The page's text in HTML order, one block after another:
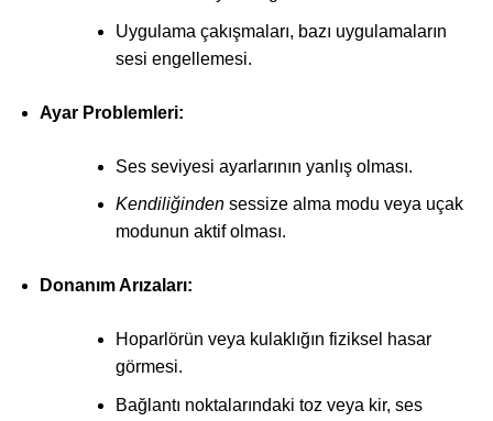
Uygulama çakışmaları, bazı uygulamaların
sesi engellemesi.
Ayar Problemleri:
Ses seviyesi ayarlarının yanlış olması.
Kendiliğindensessize alma modu veya uçak
modunun aktif olması.
Donanım Arızaları:
Hoparlörün veya kulaklığın fiziksel hasar
görmesi.
Bağlantı noktalarındaki toz veya kir, ses